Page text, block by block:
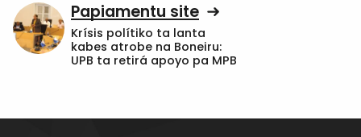
Papiamentu site
Krísis polítiko ta lanta
kabes atrobe na Boneiru:
UPB ta retirá apoyo pa MPB